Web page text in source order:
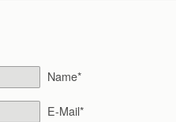
Name*
E-Mail*